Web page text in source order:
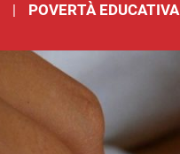
| POVERTÀ EDUCATIVA